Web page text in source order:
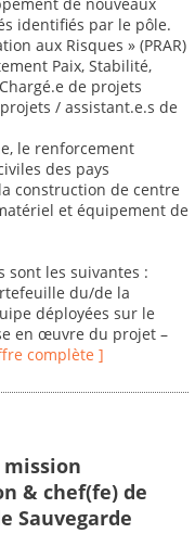
identifiés par le pôle.
aux Risques » (PRAR)
Paix, Stabilité,
de projets
/ assistant.e.s de
le renforcement
des pays
construction de centre
et équipement de
sont les suivantes :
du/de la
déployées sur le
en œuvre du projet –
complète ]
mission
& chef(fe) de
Sauvegarde